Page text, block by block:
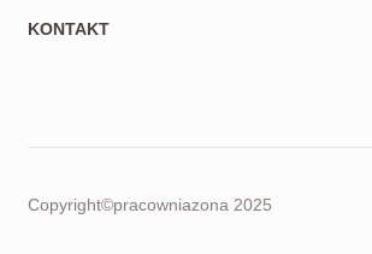
KONTAKT
Copyright©pracowniazona 2025